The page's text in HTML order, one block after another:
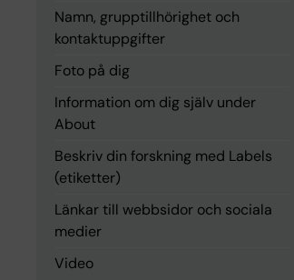
Namn, grupptillhörighet och
kontaktuppgifter
Foto på dig
Information om dig själv under
About
Beskriv din forskning med Labels
(etiketter)
Länkar till webbsidor och sociala
medier
Video